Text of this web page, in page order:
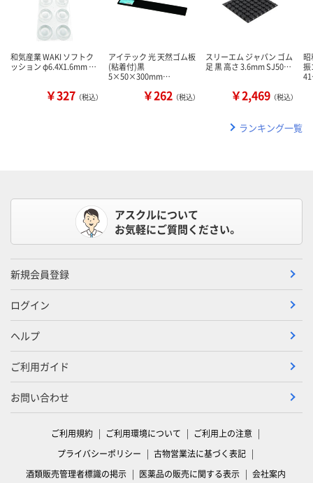
和気産業 WAKI ソフトク
ッション φ6.4X1.6mm …
￥327 （税込）
アイテック 光 天然ゴム板
(粘着付)黒
5×50×300mm…
￥262 （税込）
スリーエム ジャパン ゴム
足 黒 高さ 3.6mm SJ50…
￥2,469 （税込）
昭
振
ランキング一覧
アスクルについて
お気軽にご質問ください。
新規会員登録
ログイン
ヘルプ
ご利用ガイド
お問い合わせ
ご利用規約 ご利用環境について
ご利用上の注意
プライバシーポリシー
古物営業法に基づく表記
酒類販売管理者標識の掲示
医薬品の販売に関する表示 会社案内